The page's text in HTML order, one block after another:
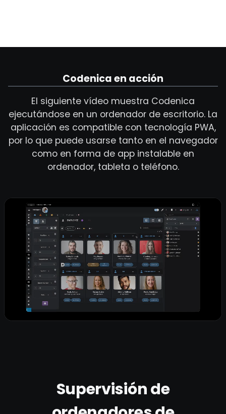
Codenica en acción
El siguiente vídeo muestra Codenica
ejecutándose en un ordenador de escritorio. La
aplicación es compatible con tecnología PWA,
por lo que puede usarse tanto en el navegador
como en forma de app instalable en
ordenador, tableta o teléfono.
Supervisión de